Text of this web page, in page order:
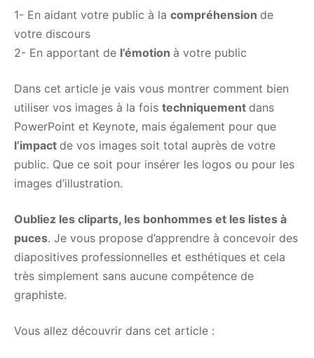
1- En aidant votre public à la compréhension de
votre discours
2- En apportant de l’émotion à votre public
Dans cet article je vais vous montrer comment bien
utiliser vos images à la fois techniquement dans
PowerPoint et Keynote, mais également pour que
l’impact de vos images soit total auprès de votre
public. Que ce soit pour insérer les logos ou pour les
images d’illustration.
Oubliez les cliparts, les bonhommes et les listes à
puces. Je vous propose d’apprendre à concevoir des
diapositives professionnelles et esthétiques et cela
très simplement sans aucune compétence de
graphiste.
Vous allez découvrir dans cet article :